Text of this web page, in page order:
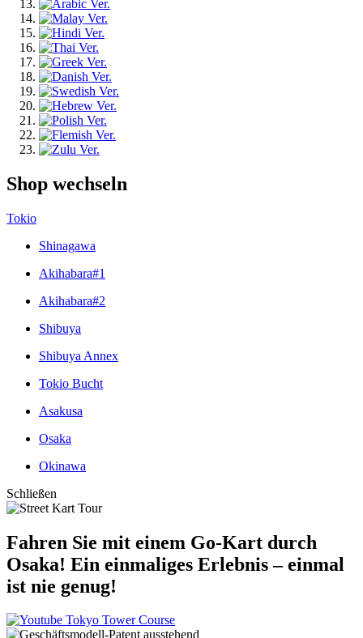
Shop wechseln
Tokio
Shinagawa
Akihabara#1
Akihabara#2
Shibuya
Shibuya Annex
Tokio Bucht
Asakusa
Osaka
Okinawa
Schließen
Fahren Sie mit einem Go-Kart durch
Osaka! Ein einmaliges Erlebnis – einmal
ist nie genug!